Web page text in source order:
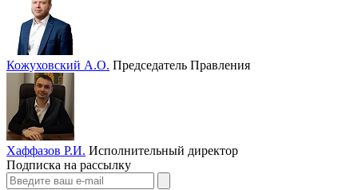
Кожуховский А.О. Председатель Правления
Хаффазов Р.И. Исполнительный директор
Подписка на рассылку